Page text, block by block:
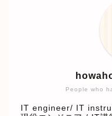
People who
IT engineer/ IT